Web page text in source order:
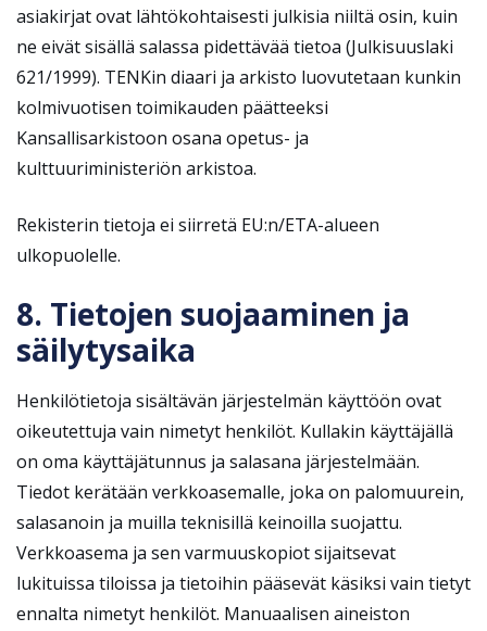
asiakirjat ovat lähtökohtaisesti julkisia niiltä osin, kuin
ne eivät sisällä salassa pidettävää tietoa (Julkisuuslaki
621/1999). TENKin diaari ja arkisto luovutetaan kunkin
kolmivuotisen toimikauden päätteeksi
Kansallisarkistoon osana opetus- ja
kulttuuriministeriön arkistoa.
Rekisterin tietoja ei siirretä EU:n/ETA-alueen
ulkopuolelle.
8. Tietojen suojaaminen ja
säilytysaika
Henkilötietoja sisältävän järjestelmän käyttöön ovat
oikeutettuja vain nimetyt henkilöt. Kullakin käyttäjällä
on oma käyttäjätunnus ja salasana järjestelmään.
Tiedot kerätään verkkoasemalle, joka on palomuurein,
salasanoin ja muilla teknisillä keinoilla suojattu.
Verkkoasema ja sen varmuuskopiot sijaitsevat
lukituissa tiloissa ja tietoihin pääsevät käsiksi vain tietyt
ennalta nimetyt henkilöt. Manuaalisen aineiston